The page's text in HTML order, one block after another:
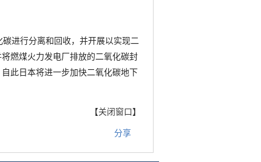
进行分离和回收，并开展以实现二
燃煤火力发电厂排放的二氧化碳封
此日本将进一步加快二氧化碳地下
【关闭窗口 】
分享